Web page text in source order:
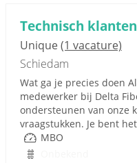
Technisch
Unique(1 vacature)
Schiedam
Wat ga je precies doen
medewerker bij Delta
ondersteunen van onze
vraagstukken. Je bent
MBO